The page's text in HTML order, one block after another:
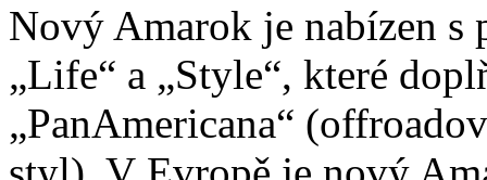
Nový Amarok je nabízen s
„Life“ a „Style“, které
„PanAmericana“